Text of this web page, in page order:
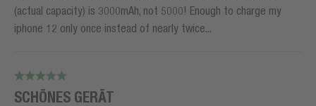
(actual capacity) is 3000mAh, not 5000! Enough to charge my
iphone 12 only once instead of nearly twice...
SCHÖNES GERÄT